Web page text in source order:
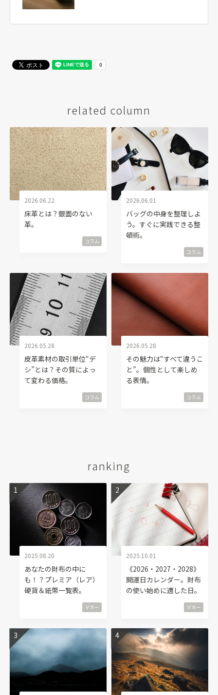
related column
2026.06.22
床革とは？銀面のない
革。
コラム
2026.06.01
バッグの中身を整理しよ
う。すぐに実践できる整
頓術。
コラム
2026.05.28
皮革素材の取引単位“デ
シ”とは？その質によっ
て変わる価格。
コラム
2026.05.28
その魅力は“すべて違うこ
と”。個性として楽しめ
る表情。
コラム
ranking
2025.08.20
あなたの財布の中に
も！？プレミア（レア）
硬貨＆紙幣一覧表。
マネー
2025.10.01
《2026・2027・2028》
開運日カレンダー。財布
の使い始めに適した日。
マネー